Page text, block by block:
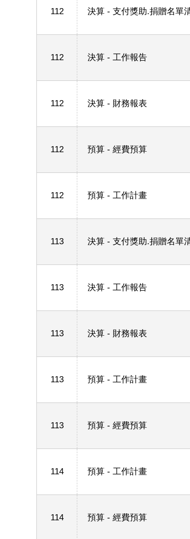
112 決算 - 支付獎助.捐贈名單
112 決算 - 工作報告
112 決算 - 財務報表
112 預算 - 經費預算
112 預算 - 工作計畫
113 決算 - 支付獎助.捐贈名單
113 決算 - 工作報告
113 決算 - 財務報表
113 預算 - 工作計畫
113 預算 - 經費預算
114 預算 - 工作計畫
114 預算 - 經費預算